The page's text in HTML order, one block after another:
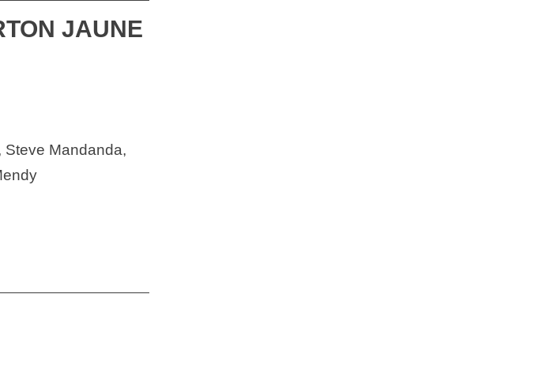
JAUNE
Mandanda,